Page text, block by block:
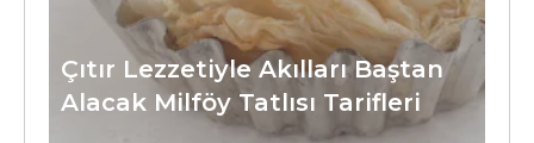
Çıtır Lezzetiyle Akılları Baştan
Alacak Milföy Tatlısı Tarifleri